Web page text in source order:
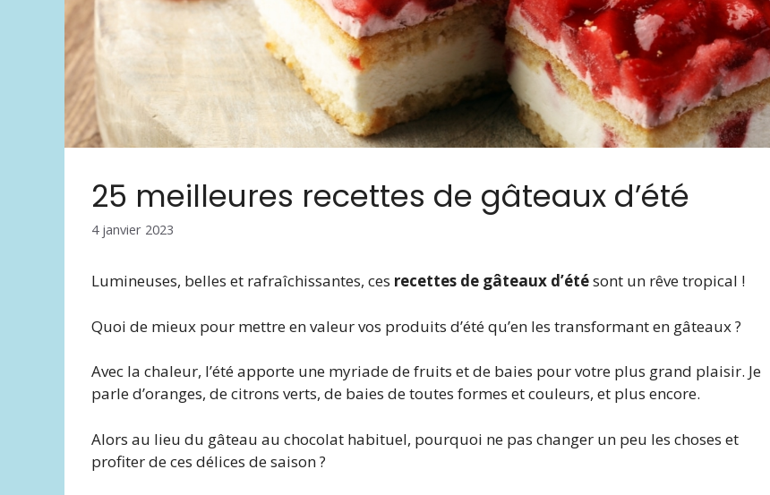
25 meilleures recettes de gâteaux d’été
4 janvier 2023
Lumineuses, belles et rafraîchissantes, ces recettes de gâteaux d’étésont un rêve tropical !
Quoi de mieux pour mettre en valeur vos produits d’été qu’en les transformant en gâteaux ?
Avec la chaleur, l’été apporte une myriade de fruits et de baies pour votre plus grand plaisir. Je
parle d’oranges, de citrons verts, de baies de toutes formes et couleurs, et plus encore.
Alors au lieu du gâteau au chocolat habituel, pourquoi ne pas changer un peu les choses et
profiter de ces délices de saison ?